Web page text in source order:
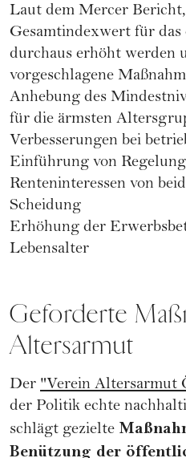
Laut dem Mercer
Gesamtindexwert für das
durchaus erhöht werden
vorgeschlagene
Anhebung des
für die ärmsten
Verbesserungen bei
Einführung von
Renteninteressen von
Scheidung
Erhöhung der
Lebensalter
Geforderte
Altersarmut
Der "Verein Altersarmut
der Politik echte
schlägt gezielte
Benützung der